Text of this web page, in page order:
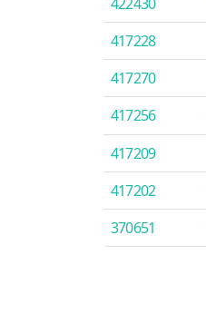
417228
417270
417256
417209
417202
370651